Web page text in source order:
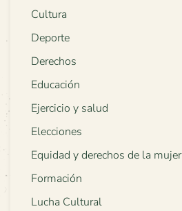
Cultura
Deporte
Derechos
Educación
Ejercicio y salud
Elecciones
Equidad y derechos de la mujer
Formación
Lucha Cultural